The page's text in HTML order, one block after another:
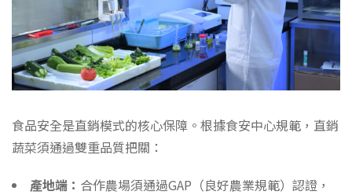
食品安全是直銷模式的核心保障。根據食安中心規範，直銷
蔬菜須通過雙重品質把關：
產地端： 合作農場須通過GAP（良好農業規範）認證，